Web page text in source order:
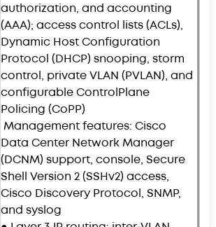
authorization, and accounting
(AAA); access control lists (ACLs),
Dynamic Host Configuration
Protocol (DHCP) snooping, storm
control, private VLAN (PVLAN), and
configurable ControlPlane
Policing (CoPP)
Management features: Cisco
Data Center Network Manager
(DCNM) support, console, Secure
Shell Version 2 (SSHv2) access,
Cisco Discovery Protocol, SNMP,
and syslog